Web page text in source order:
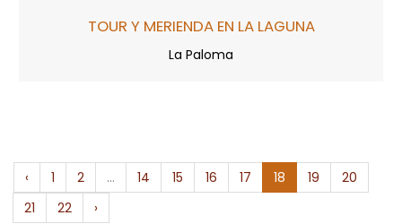
TOUR Y MERIENDA EN LA LAGUNA
La Paloma
‹ 1 2 ... 14 15 16 17 18 19
20
21
22 ›